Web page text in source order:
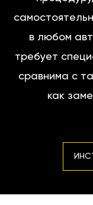
в любом
требует
сравнима с
как